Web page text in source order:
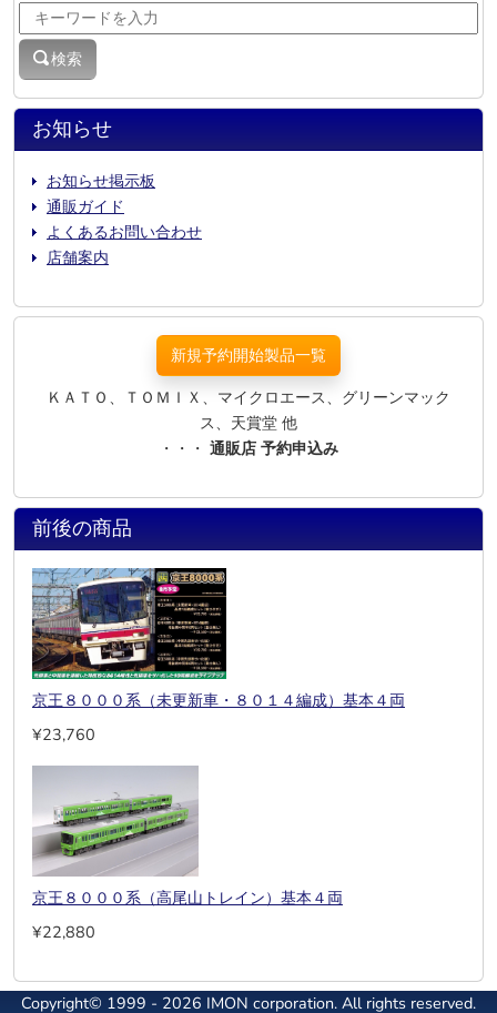
お知らせ
お知らせ掲示板
通販ガイド
よくあるお問い合わせ
店舗案内
検索
新規予約開始製品一覧
ＫＡＴＯ、ＴＯＭＩＸ、マイクロエース、グリーンマック
ス、天賞堂 他
・・・ 通販店 予約申込み
前後の商品
京王８０００系（未更新車・８０１４編成）基本４両
¥23,760
京王８０００系（高尾山トレイン）基本４両
¥22,880
Copyright© 1999 - 2026 IMON corporation. All rights reserved.